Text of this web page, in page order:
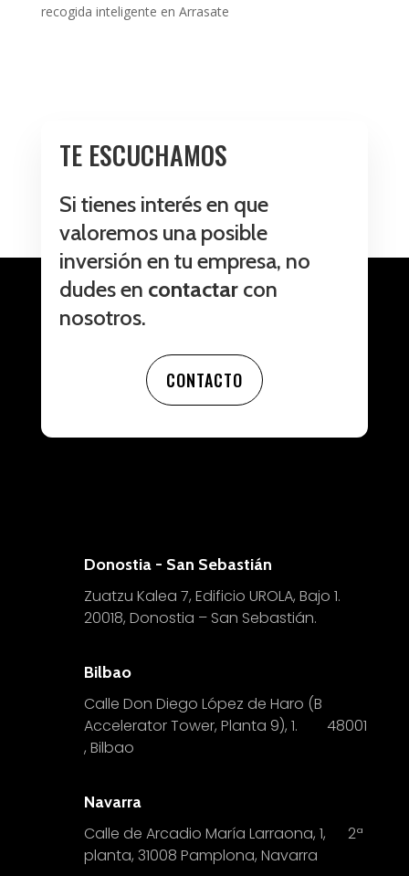
recogida inteligente en Arrasate
TE ESCUCHAMOS
Si tienes interés en que
valoremos una posible
inversión en tu empresa, no
dudes en contactar con
nosotros.
CONTACTO
Donostia - San Sebastián
Zuatzu Kalea 7, Edificio UROLA, Bajo 1.
20018, Donostia – San Sebastián.
Bilbao
Calle Don Diego López de Haro (B
Accelerator Tower, Planta 9), 1. 48001
, Bilbao
Navarra
Calle de Arcadio María Larraona, 1, 2ª
planta, 31008 Pamplona, Navarra